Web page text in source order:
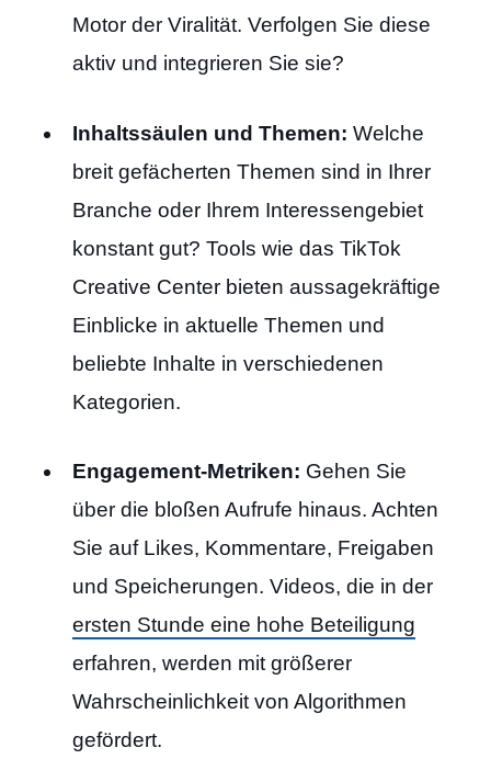
Motor der Viralität. Verfolgen Sie diese
aktiv und integrieren Sie sie?
Inhaltssäulen und Themen: Welche
breit gefächerten Themen sind in Ihrer
Branche oder Ihrem Interessengebiet
konstant gut? Tools wie das TikTok
Creative Center bieten aussagekräftige
Einblicke in aktuelle Themen und
beliebte Inhalte in verschiedenen
Kategorien.
Engagement-Metriken: Gehen Sie
über die bloßen Aufrufe hinaus. Achten
Sie auf Likes, Kommentare, Freigaben
und Speicherungen. Videos, die in der
ersten Stunde eine hohe Beteiligung
erfahren, werden mit größerer
Wahrscheinlichkeit von Algorithmen
gefördert.